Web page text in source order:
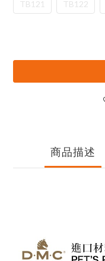
TB121 TB122
商品描述